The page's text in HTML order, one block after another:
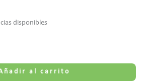
disponibles
al carrito